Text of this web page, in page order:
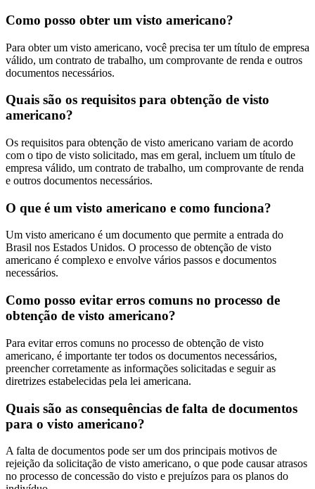
Como posso obter um visto americano?
Para obter um visto americano, você precisa ter um título de empresa
válido, um contrato de trabalho, um comprovante de renda e outros
documentos necessários.
Quais são os requisitos para obtenção de visto
americano?
Os requisitos para obtenção de visto americano variam de acordo
com o tipo de visto solicitado, mas em geral, incluem um título de
empresa válido, um contrato de trabalho, um comprovante de renda
e outros documentos necessários.
O que é um visto americano e como funciona?
Um visto americano é um documento que permite a entrada do
Brasil nos Estados Unidos. O processo de obtenção de visto
americano é complexo e envolve vários passos e documentos
necessários.
Como posso evitar erros comuns no processo de
obtenção de visto americano?
Para evitar erros comuns no processo de obtenção de visto
americano, é importante ter todos os documentos necessários,
preencher corretamente as informações solicitadas e seguir as
diretrizes estabelecidas pela lei americana.
Quais são as consequências de falta de documentos
para o visto americano?
A falta de documentos pode ser um dos principais motivos de
rejeição da solicitação de visto americano, o que pode causar atrasos
no processo de concessão do visto e prejuízos para os planos do